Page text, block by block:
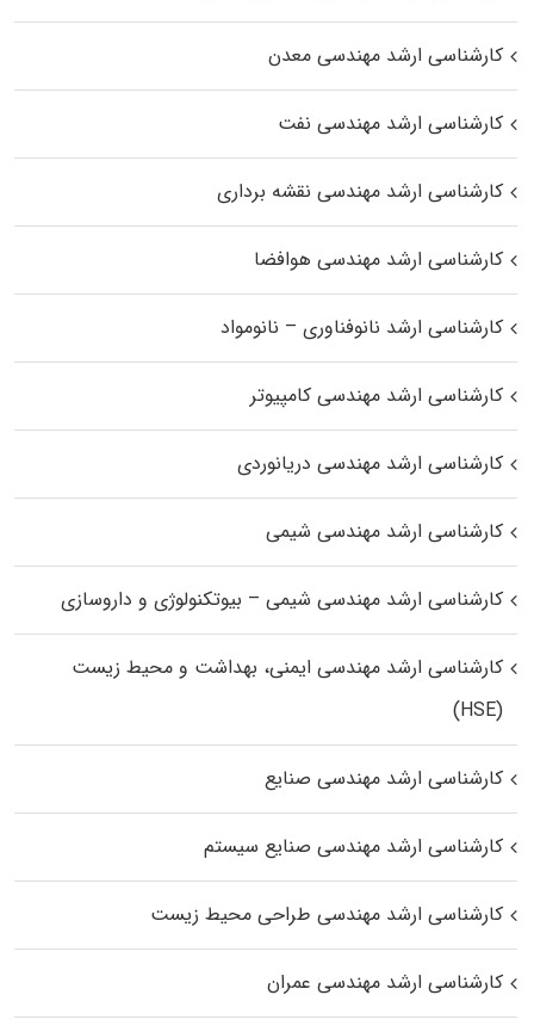
کارشناسی ارشد مهندسی معدن
کارشناسی ارشد مهندسی نفت
کارشناسی ارشد مهندسی نقشه برداری
کارشناسی ارشد مهندسی هوافضا
کارشناسی ارشد نانوفناوری – نانومواد
کارشناسی ارشد مهندسی کامپیوتر
کارشناسی ارشد مهندسی دریانوردی
کارشناسی ارشد مهندسی شیمی
کارشناسی ارشد مهندسی شیمی – بیوتکنولوژی و داروسازی
کارشناسی ارشد مهندسی ایمنی، بهداشت و محیط زیست
(HSE)
کارشناسی ارشد مهندسی صنایع
کارشناسی ارشد مهندسی صنایع سیستم
کارشناسی ارشد مهندسی طراحی محیط زیست
کارشناسی ارشد مهندسی عمران